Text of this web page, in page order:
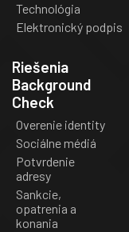
Technológia
Elektronický podpis
Riešenia
Background
Check
Overenie identity
Sociálne médiá
Potvrdenie
adresy
Sankcie,
opatrenia a
konania